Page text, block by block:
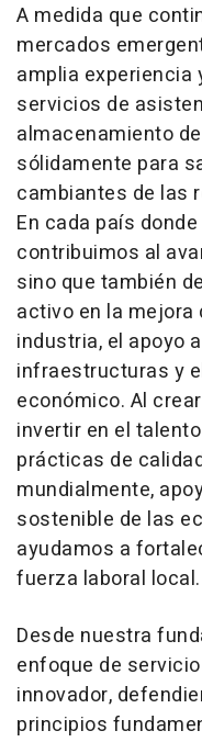
A medida que
mercados
amplia experiencia
servicios de
almacenamiento
sólidamente para
cambiantes de las
En cada país
contribuimos al
sino que también
activo en la mejora
industria, el apoyo
infraestructuras y
económico. Al
invertir en el
prácticas de
mundialmente,
sostenible de las
ayudamos a
fuerza laboral local.
Desde nuestra
enfoque de
innovador,
principios